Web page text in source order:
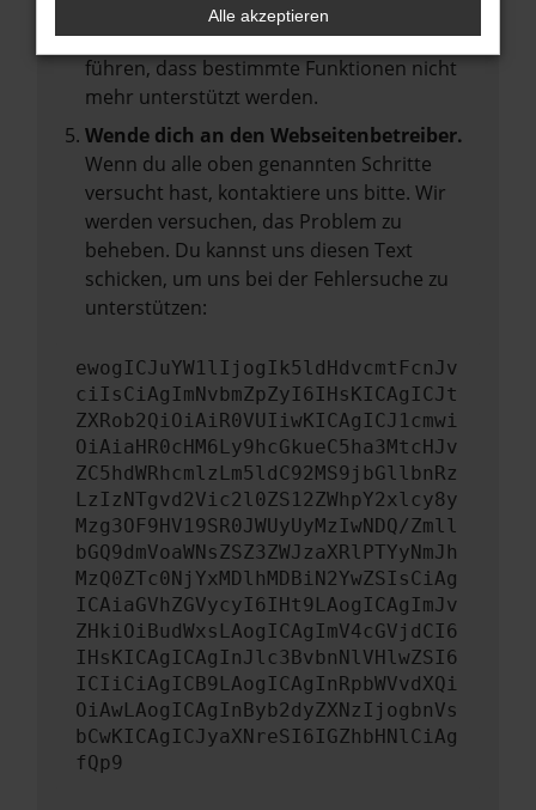
Veraltete Software birgt nicht nur ein
Sicherheitsrisiko, sondern kann auch dazu
führen, dass bestimmte Funktionen nicht
mehr unterstützt werden.
Wende dich an den Webseitenbetreiber.
Wenn du alle oben genannten Schritte
versucht hast, kontaktiere uns bitte. Wir
werden versuchen, das Problem zu
beheben. Du kannst uns diesen Text
schicken, um uns bei der Fehlersuche zu
unterstützen:
ewogICJuYW1lIjogIk5ldHdvcmtFcnJv
ciIsCiAgImNvbmZpZyI6IHsKICAgICJt
ZXRob2QiOiAiR0VUIiwKICAgICJ1cmwi
OiAiaHR0cHM6Ly9hcGkueC5ha3MtcHJv
ZC5hdWRhcmlzLm5ldC92MS9jbGllbnRz
LzIzNTgvd2Vic2l0ZS12ZWhpY2xlcy8y
Mzg3OF9HV19SR0JWUyUyMzIwNDQ/Zmll
bGQ9dmVoaWNsZSZ3ZWJzaXRlPTYyNmJh
MzQ0ZTc0NjYxMDlhMDBiN2YwZSIsCiAg
ICAiaGVhZGVycyI6IHt9LAogICAgImJv
ZHkiOiBudWxsLAogICAgImV4cGVjdCI6
IHsKICAgICAgInJlc3BvbnNlVHlwZSI6
ICIiCiAgICB9LAogICAgInRpbWVvdXQi
OiAwLAogICAgInByb2dyZXNzIjogbnVs
bCwKICAgICJyaXNreSI6IGZhbHNlCiAg
fQp9
Alle akzeptieren